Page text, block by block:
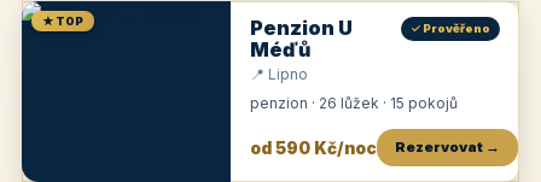
★ TOP
Penzion U
Méďů
✓ Prověřeno
📍 Lipno
penzion · 26 lůžek · 15 pokojů
od 590 Kč/noc Rezervovat →